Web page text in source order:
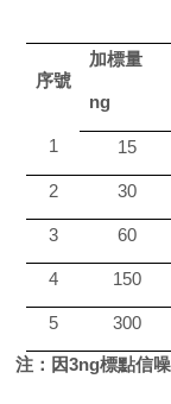
序號
加標量
ng
1 15
2 30
3 60
4 150
5 300
注：因3ng標點信